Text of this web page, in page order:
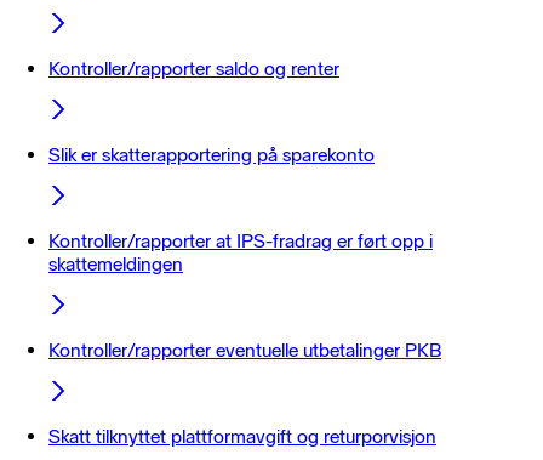
Kontroller/rapporter saldo og renter
Slik er skatterapportering på sparekonto
Kontroller/rapporter at IPS-fradrag er ført opp i
skattemeldingen
Kontroller/rapporter eventuelle utbetalinger PKB
Skatt tilknyttet plattformavgift og returporvisjon